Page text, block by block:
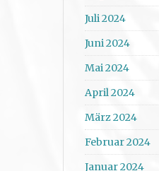
Juli 2024
Juni 2024
Mai 2024
April 2024
März 2024
Februar 2024
Januar 2024